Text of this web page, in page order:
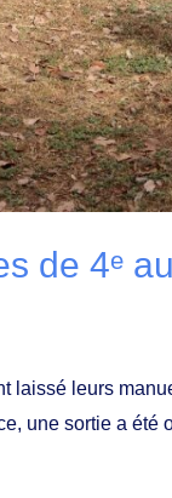
de 4ᵉ
laissé leurs
une sortie a été